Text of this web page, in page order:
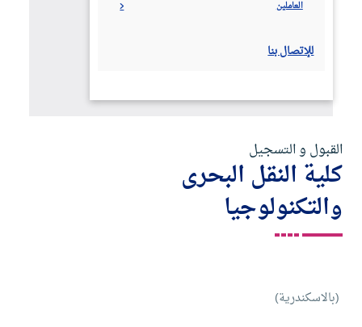
كلية اللغة والاعلام
كلية تكنولوجيا المصايد والاستزراع المائى
طب الفم و الأسنان
كلية الهندسة والتكنولوجيا
كلية الذكاء الاصطناعي
بورسعيد
اللاذقية
العلمين
العاملين
للإتصال بنا
القبول و التسجيل
كلية النقل البحرى
والتكنولوجيا
(بالاسكندرية)